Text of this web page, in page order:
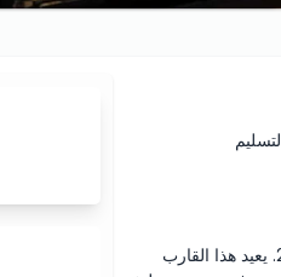
نقدم صالة ألكسندرا البحرية، أحدث إضافة إلى عائلة رحلات الداو ألكسندرا، التي أُطلقت في أكتوبر 2023. يعيد هذا القارب